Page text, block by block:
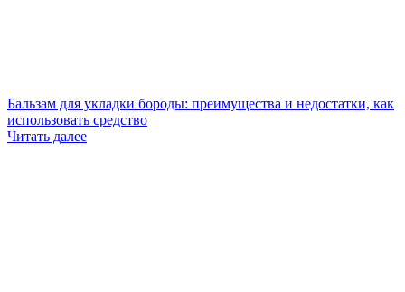
Бальзам для укладки бороды: преимущества и недостатки, как
использовать средство
Читать далее